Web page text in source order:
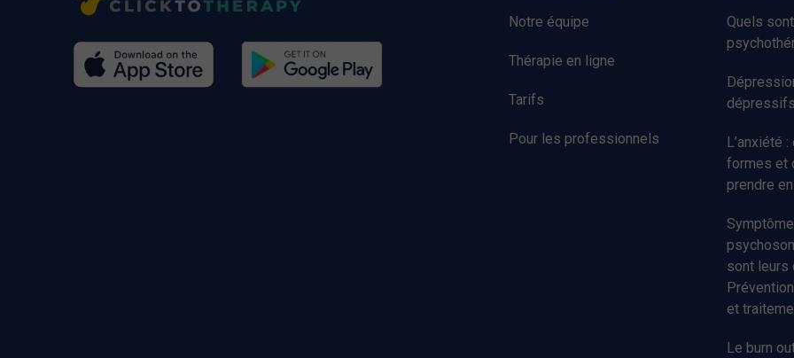
Notre équipe
Thérapie en ligne
Tarifs
Pour les professionnels
Quels
L’anxiété
formes et
prendre
sont leurs
et
Le burn